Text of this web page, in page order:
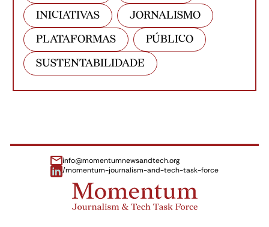
INICIATIVAS
JORNALISMO
PLATAFORMAS
PÚBLICO
SUSTENTABILIDADE
info@momentumnewsandtech.org
/momentum-journalism-and-tech-task-force